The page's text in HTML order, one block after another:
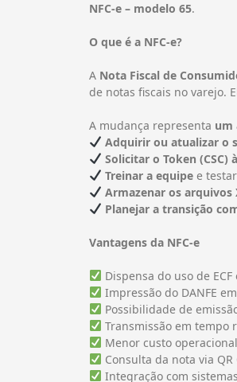
NFC-e – modelo 65.
O que é a NFC-e?
A Nota Fiscal de
de notas fiscais no varejo.
A mudança representa um
Adquirir ou atualizar o
Solicitar o Token (CSC)
Treinar a equipee testar
Armazenar os
Planejar a transição
Vantagens da NFC-e
Dispensa do uso de ECF
Impressão do DANFE
Possibilidade de
Transmissão em tempo
Menor custo
Consulta da nota via
Integração com